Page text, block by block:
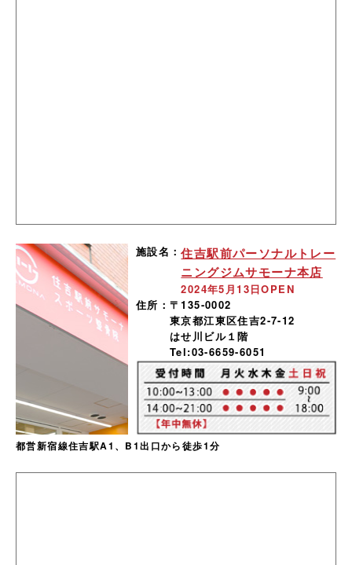
施設名：住吉駅前パーソナルトレー
ニングジムサモーナ本店
2024年5月13日OPEN
住所： 〒135-0002
東京都江東区住吉2-7-12
はせ川ビル１階
Tel:03-6659-6051
都営新宿線住吉駅A1、B1出口から徒歩1分